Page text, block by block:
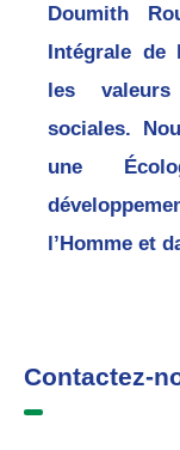
Doumith
Intégrale de
les
sociales.
une
l’Homme et
Contactez-